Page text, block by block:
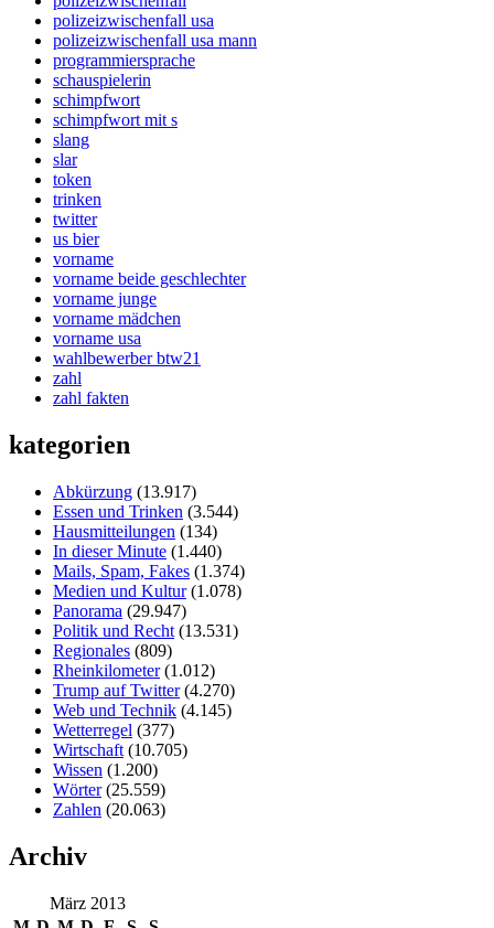
polizeizwischenfall usa
polizeizwischenfall usa mann
programmiersprache
schauspielerin
schimpfwort
schimpfwort mit s
slang
slar
token
trinken
twitter
us bier
vorname
vorname beide geschlechter
vorname junge
vorname mädchen
vorname usa
wahlbewerber btw21
zahl
zahl fakten
kategorien
Abkürzung (13.917)
Essen und Trinken (3.544)
Hausmitteilungen (134)
In dieser Minute (1.440)
Mails, Spam, Fakes (1.374)
Medien und Kultur(1.078)
Panorama (29.947)
Politik und Recht (13.531)
Regionales (809)
Rheinkilometer(1.012)
Trump auf Twitter(4.270)
Web und Technik (4.145)
Wetterregel (377)
Wirtschaft (10.705)
Wissen (1.200)
Wörter(25.559)
Zahlen (20.063)
Archiv
März 2013